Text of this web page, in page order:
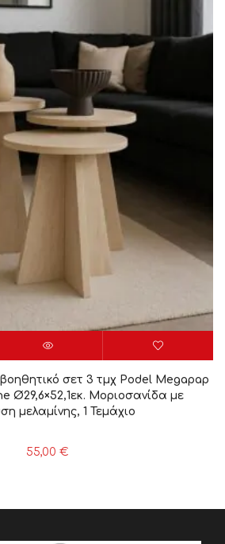
σετ 3 τμχ Podel Megapap
Ø29,6×52,1εκ. Μοριοσανίδα με
μελαμίνης, 1 Τεμάχιο
55,00 €